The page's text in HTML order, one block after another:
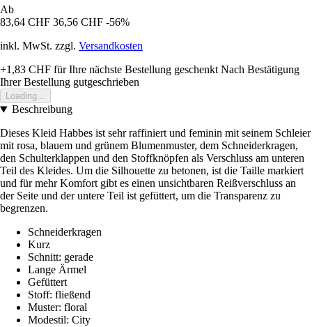
Ab
83,64 CHF 36,56 CHF -56%
inkl. MwSt. zzgl. Versandkosten
+1,83 CHF für Ihre nächste Bestellung geschenkt Nach Bestätigung
Ihrer Bestellung gutgeschrieben
Loading...
Beschreibung
Dieses Kleid Habbes ist sehr raffiniert und feminin mit seinem Schleier
mit rosa, blauem und grünem Blumenmuster, dem Schneiderkragen,
den Schulterklappen und den Stoffknöpfen als Verschluss am unteren
Teil des Kleides. Um die Silhouette zu betonen, ist die Taille markiert
und für mehr Komfort gibt es einen unsichtbaren Reißverschluss an
der Seite und der untere Teil ist gefüttert, um die Transparenz zu
begrenzen.
Schneiderkragen
Kurz
Schnitt: gerade
Lange Ärmel
Gefüttert
Stoff: fließend
Muster: floral
Modestil: City